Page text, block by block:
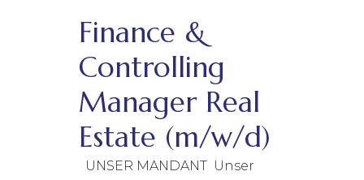
Finance &
Controlling
Manager Real
Estate (m/w/d)
UNSER MANDANT Unser